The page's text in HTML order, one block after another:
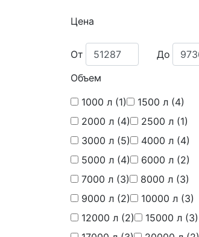
Цена
От
До
Объем
1000 л (1) 1500 л (4)
2000 л (4) 2500 л (1)
3000 л (5) 4000 л (4)
5000 л (4) 6000 л (2)
7000 л (3) 8000 л (3)
9000 л (2) 10000 л (3)
12000 л (2) 15000 л (3)